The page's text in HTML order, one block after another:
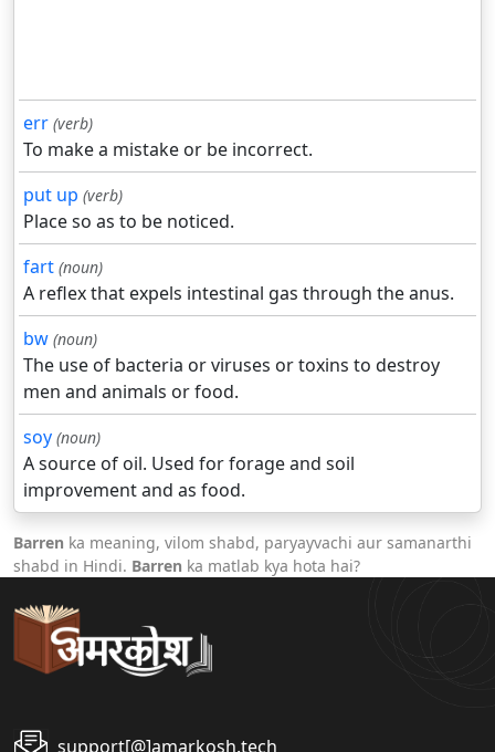
err (verb)
To make a mistake or be incorrect.
put up (verb)
Place so as to be noticed.
fart (noun)
A reflex that expels intestinal gas through the anus.
bw (noun)
The use of bacteria or viruses or toxins to destroy
men and animals or food.
soy (noun)
A source of oil. Used for forage and soil
improvement and as food.
Barren ka meaning, vilom shabd, paryayvachi aur samanarthi
shabd in Hindi. Barren ka matlab kya hota hai?
support[@]amarkosh.tech